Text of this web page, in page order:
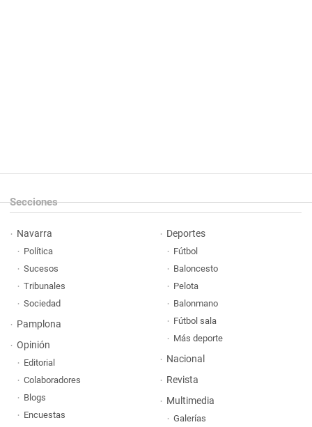
Secciones
Navarra
Política
Sucesos
Tribunales
Sociedad
Pamplona
Opinión
Editorial
Colaboradores
Blogs
Encuestas
Deportes
Fútbol
Baloncesto
Pelota
Balonmano
Fútbol sala
Más deporte
Nacional
Revista
Multimedia
Galerías